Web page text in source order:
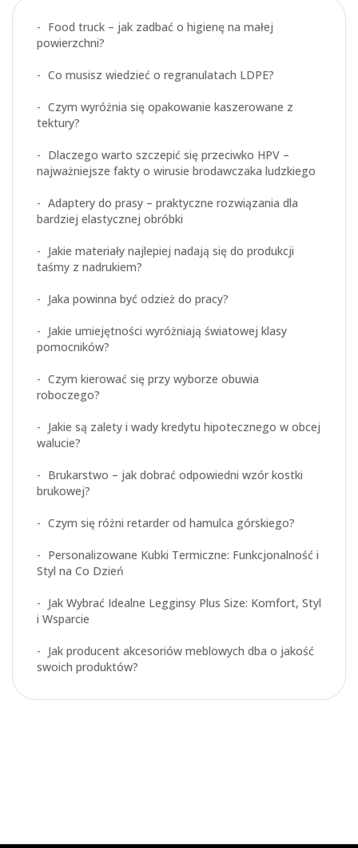
Food truck – jak zadbać o higienę na małej
powierzchni?
Co musisz wiedzieć o regranulatach LDPE?
Czym wyróżnia się opakowanie kaszerowane z
tektury?
Dlaczego warto szczepić się przeciwko HPV –
najważniejsze fakty o wirusie brodawczaka ludzkiego
Adaptery do prasy – praktyczne rozwiązania dla
bardziej elastycznej obróbki
Jakie materiały najlepiej nadają się do produkcji
taśmy z nadrukiem?
Jaka powinna być odzież do pracy?
Jakie umiejętności wyróżniają światowej klasy
pomocników?
Czym kierować się przy wyborze obuwia
roboczego?
Jakie są zalety i wady kredytu hipotecznego w obcej
walucie?
Brukarstwo – jak dobrać odpowiedni wzór kostki
brukowej?
Czym się różni retarder od hamulca górskiego?
Personalizowane Kubki Termiczne: Funkcjonalność i
Styl na Co Dzień
Jak Wybrać Idealne Legginsy Plus Size: Komfort, Styl
i Wsparcie
Jak producent akcesoriów meblowych dba o jakość
swoich produktów?